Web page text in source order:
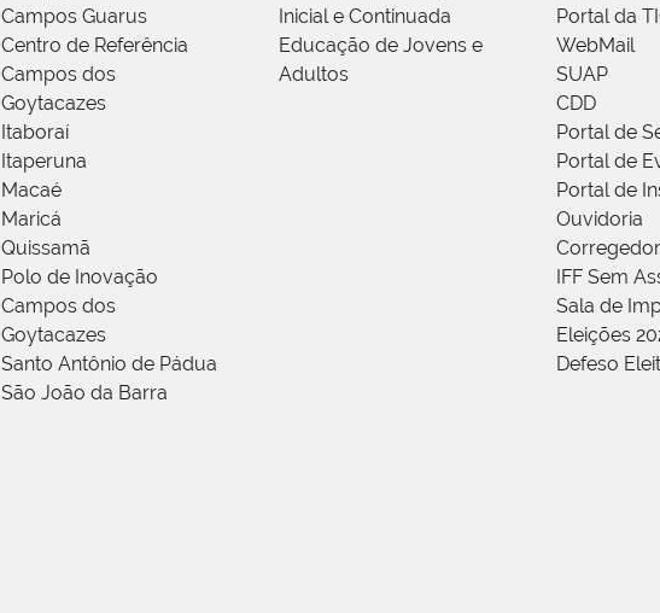
Campos Guarus
Centro de Referência
Campos dos
Goytacazes
Itaboraí
Itaperuna
Macaé
Maricá
Quissamã
Polo de Inovação
Campos dos
Goytacazes
Santo Antônio de Pádua
São João da Barra
Inicial e Continuada
Educação de Jovens e
Adultos
Portal da
WebMail
SUAP
CDD
Portal de
Portal de
Portal de
Ouvidoria
IFF Sem
Sala de
Eleições
Defeso